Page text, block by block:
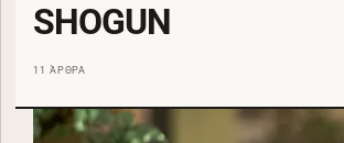
SHOGUN
11 ΆΡΘΡΑ